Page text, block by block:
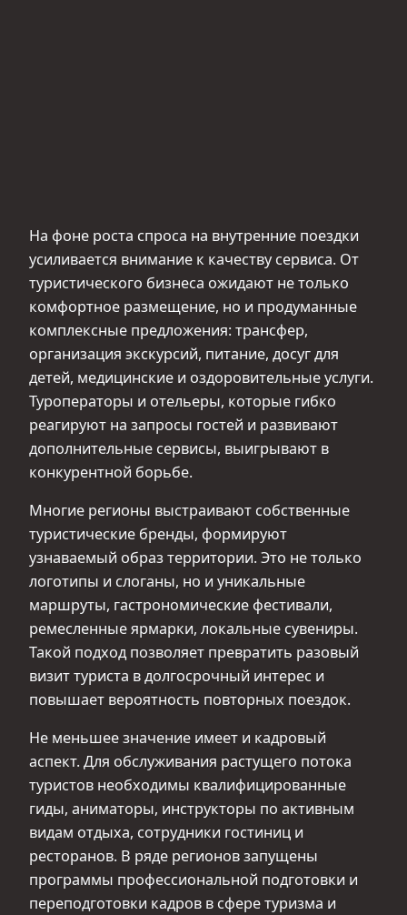
На фоне роста спроса на внутренние поездки
усиливается внимание к качеству сервиса. От
туристического бизнеса ожидают не только
комфортное размещение, но и продуманные
комплексные предложения: трансфер,
организация экскурсий, питание, досуг для
детей, медицинские и оздоровительные услуги.
Туроператоры и отельеры, которые гибко
реагируют на запросы гостей и развивают
дополнительные сервисы, выигрывают в
конкурентной борьбе.
Многие регионы выстраивают собственные
туристические бренды, формируют
узнаваемый образ территории. Это не только
логотипы и слоганы, но и уникальные
маршруты, гастрономические фестивали,
ремесленные ярмарки, локальные сувениры.
Такой подход позволяет превратить разовый
визит туриста в долгосрочный интерес и
повышает вероятность повторных поездок.
Не меньшее значение имеет и кадровый
аспект. Для обслуживания растущего потока
туристов необходимы квалифицированные
гиды, аниматоры, инструкторы по активным
видам отдыха, сотрудники гостиниц и
ресторанов. В ряде регионов запущены
программы профессиональной подготовки и
переподготовки кадров в сфере туризма и